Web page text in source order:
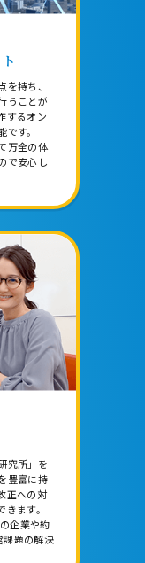
持ち、
うことが
するオン
す。
万全の体
で安心し
究所」を
豊富に持
正への対
ます。
企業や約
課題の解決